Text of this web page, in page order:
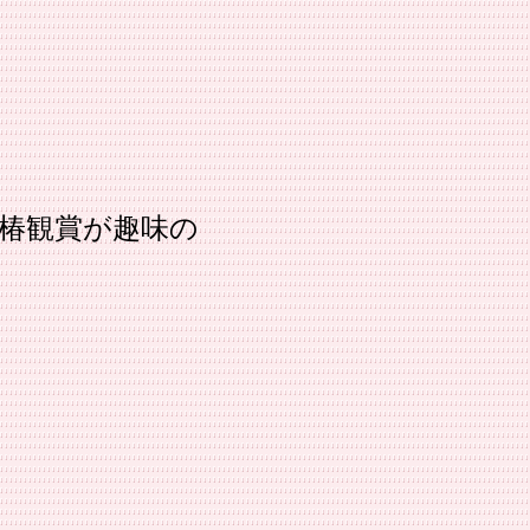
観賞が趣味の